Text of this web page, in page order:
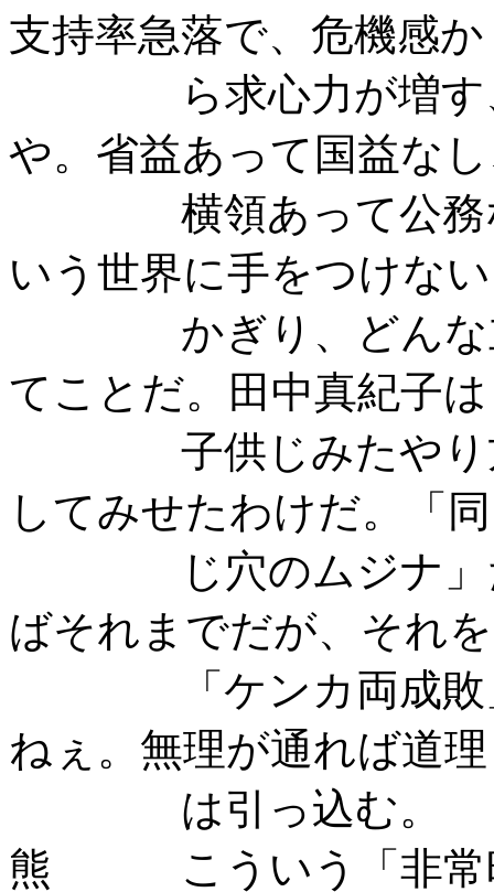
支持率急落で、危機感か
ら求心力が増す、
や。省益あって国益な
横領あって公務な
いう世界に手をつけない
かぎり、どんな立
てことだ。田中真紀子は
子供じみたやり方
してみせたわけだ。「同
じ穴のムジナ」だ
ばそれまでだが、それを
「ケンカ両成敗」
ねぇ。無理が通れば道理
は引っ込む。
熊 こういう「非常時